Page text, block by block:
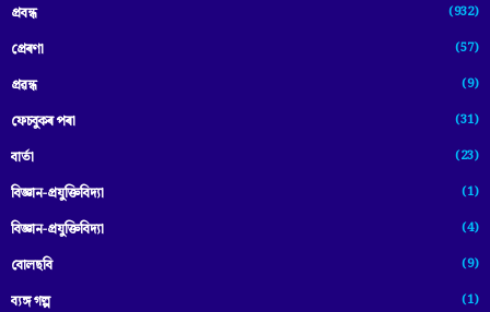
প্ৰবন্ধ (932)
প্ৰেৰণা (57)
প্ৰৱন্ধ (9)
ফেচবুকৰ পৰা (31)
বাৰ্তা (23)
বিজ্ঞান-প্রযুক্তিবিদ্যা (1)
বিজ্ঞান-প্ৰযুক্তিবিদ্যা (4)
বোলছবি (9)
ব্যঙ্গ গল্প (1)